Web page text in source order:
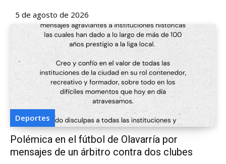
5 de agosto de 2026
Deportes
Polémica en el fútbol de Olavarría por
mensajes de un árbitro contra dos clubes